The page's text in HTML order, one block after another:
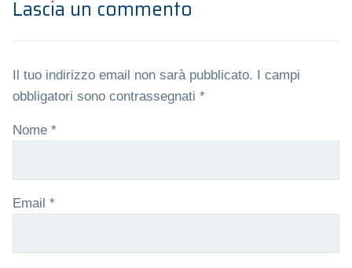
Lascia un commento
Il tuo indirizzo email non sarà pubblicato.
I campi
obbligatori sono contrassegnati *
Nome *
Email *